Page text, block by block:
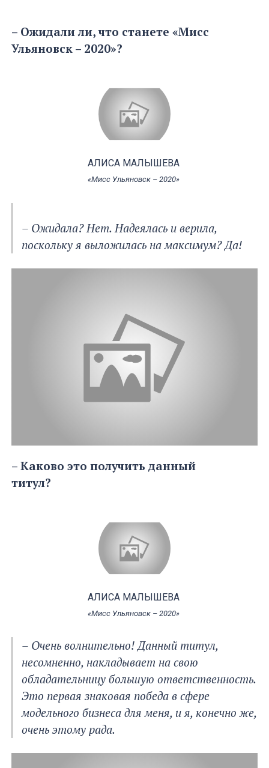
– Ожидали ли, что станете «Мисс
Ульяновск – 2020»?
АЛИСА МАЛЫШЕВА
«Мисс Ульяновск – 2020»
– Ожидала? Нет. Надеялась и верила,
поскольку я выложилась на максимум? Да!
– Каково это получить данный
титул?
АЛИСА МАЛЫШЕВА
«Мисс Ульяновск – 2020»
– Очень волнительно! Данный титул,
несомненно, накладывает на свою
обладательницу большую ответственность.
Это первая знаковая победа в сфере
модельного бизнеса для меня, и я, конечно же,
очень этому рада.